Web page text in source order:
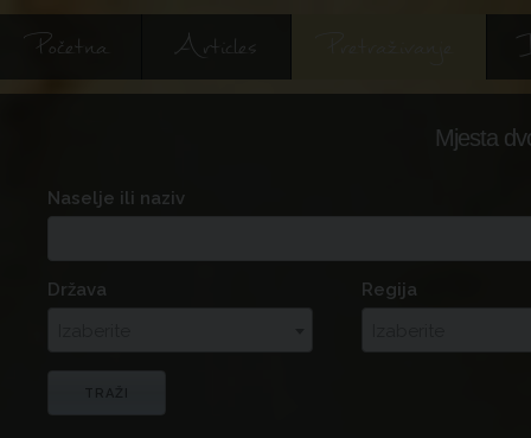
Početna Articles
Mjesta
Naselje ili naziv
Država
Regija